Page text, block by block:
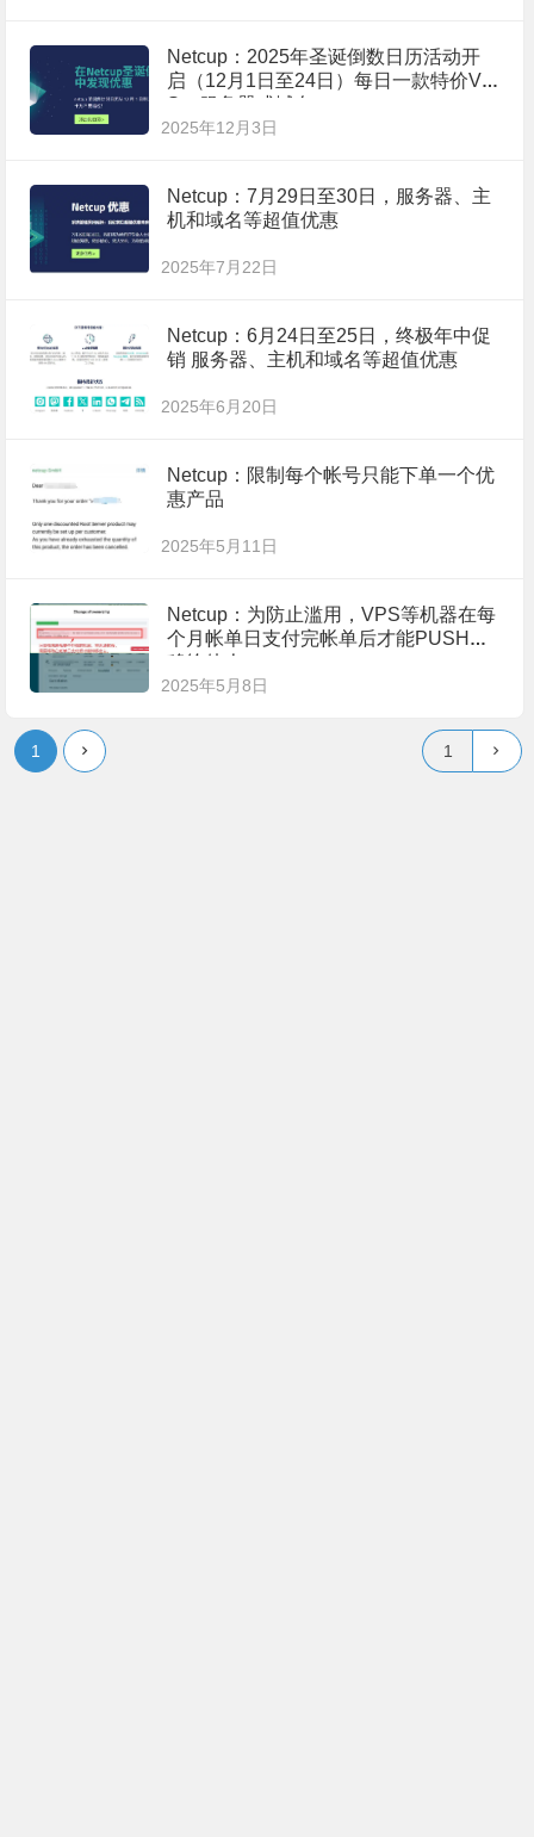
Netcup：2025年圣诞倒数日历活动开
启（12月1日至24日）每日一款特价VP
S、服务器或域名！
2025年12月3日
Netcup：7月29日至30日，服务器、主
机和域名等超值优惠
2025年7月22日
Netcup：6月24日至25日，终极年中促
销 服务器、主机和域名等超值优惠
2025年6月20日
Netcup：限制每个帐号只能下单一个优
惠产品
2025年5月11日
Netcup：为防止滥用，VPS等机器在每
个月帐单日支付完帐单后才能PUSH转
移给他人
2025年5月8日
1